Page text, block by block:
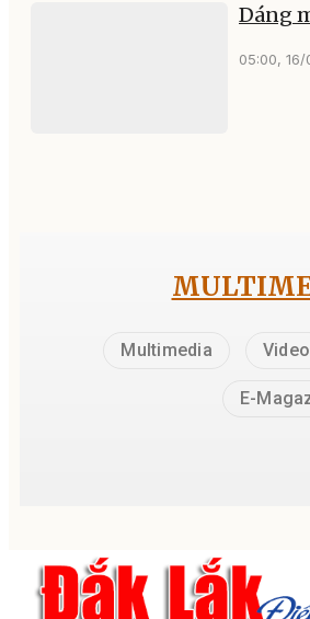
Dáng
05:00,
Multimedia Video
E-